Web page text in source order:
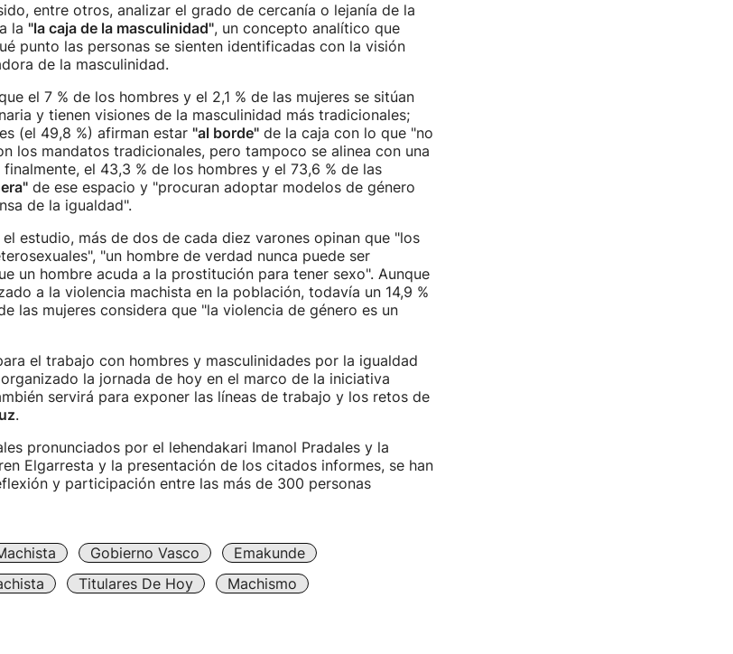
entre otros, analizar el grado de cercanía o lejanía de la
la "la caja de la masculinidad", un concepto analítico que
punto las personas se sienten identificadas con la visión
de la masculinidad.
el 7 % de los hombres y el 2,1 % de las mujeres se sitúan
y tienen visiones de la masculinidad más tradicionales;
(el 49,8 %) afirman estar "al borde"de la caja con lo que "no
los mandatos tradicionales, pero tampoco se alinea con una
el 43,3 % de los hombres y el 73,6 % de las
de ese espacio y "procuran adoptar modelos de género
de la igualdad".
estudio, más de dos de cada diez varones opinan que "los
"un hombre de verdad nunca puede ser
un hombre acuda a la prostitución para tener sexo". Aunque
a la violencia machista en la población, todavía un 14,9 %
las mujeres considera que "la violencia de género es un
el trabajo con hombres y masculinidades por la igualdad
la jornada de hoy en el marco de la iniciativa
servirá para exponer las líneas de trabajo y los retos de
.
pronunciados por el lehendakari Imanol Pradales y la
Elgarresta y la presentación de los citados informes, se han
y participación entre las más de 300 personas
Gobierno Vasco
Emakunde
Titulares De Hoy Machismo